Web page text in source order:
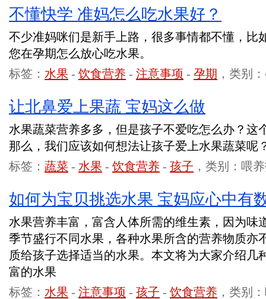
不懂快学 准妈怎么吃水果好？
不少准妈咪们是新手上路，很多事情都不懂，比
您在孕期怎么放心吃水果。
标签： 水果 - 饮食营养 - 注意事项 - 孕期 ，类别
让北鼻爱上果蔬 宝妈这么做
水果蔬菜营养多多，但是孩子不爱吃怎么办？这
那么，我们应该如何想法让孩子爱上水果蔬菜呢
标签： 蔬菜 - 水果 - 饮食营养 - 孩子 ，类别：喂
如何为宝贝挑选水果 宝妈应心中有
水果营养丰富，富含人体所需的维生素，因为味
季节盛行不同水果，各种水果所含的营养物质亦
质给孩子选择适当的水果。本文将为大家介绍几
富的水果
标签： 水果 - 注意事项 - 孩子 - 饮食营养 ，类别